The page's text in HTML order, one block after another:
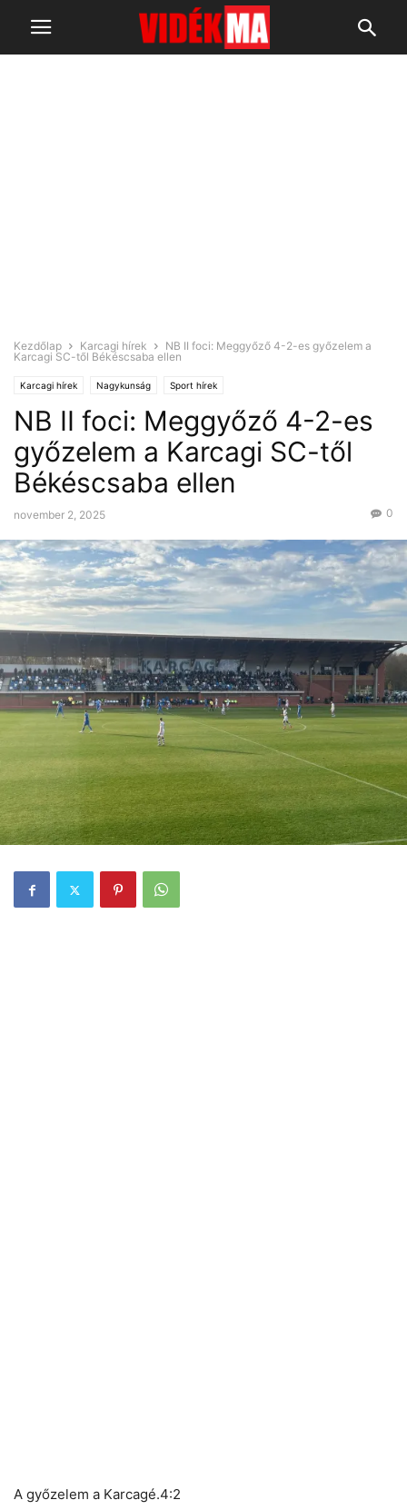
Kezdőlap Karcagi hírek
NB II foci: Meggyőző 4-2-es győzelem a
Karcagi SC-től Békéscsaba ellen
Karcagi hírek Nagykunság Sport hírek
NB II foci: Meggyőző 4-2-es
győzelem a Karcagi SC-től
Békéscsaba ellen
november 2, 2025 0
A győzelem a Karcagé.4:2